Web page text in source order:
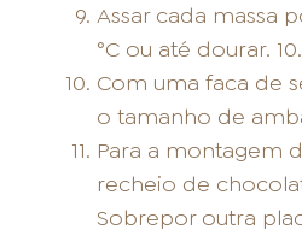
Assar cada massa
°C ou até dourar.
Com uma faca de
o tamanho de
Para a montagem
recheio de
Sobrepor outra